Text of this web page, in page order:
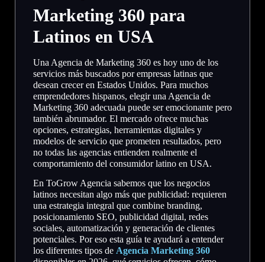
Marketing 360 para
Latinos en USA
Una Agencia de Marketing 360 es hoy uno de los
servicios más buscados por empresas latinas que
desean crecer en Estados Unidos. Para muchos
emprendedores hispanos, elegir una Agencia de
Marketing 360 adecuada puede ser emocionante pero
también abrumador. El mercado ofrece muchas
opciones, estrategias, herramientas digitales y
modelos de servicio que prometen resultados, pero
no todas las agencias entienden realmente el
comportamiento del consumidor latino en USA.
En ToGrow Agencia sabemos que los negocios
latinos necesitan algo más que publicidad: requieren
una estrategia integral que combine branding,
posicionamiento SEO, publicidad digital, redes
sociales, automatización y generación de clientes
potenciales. Por eso esta guía te ayudará a entender
los diferentes tipos de Agencia Marketing 360